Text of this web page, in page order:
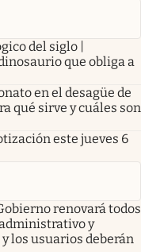
del siglo |
que obliga a
en el desagüe de
qué sirve y cuáles son
este jueves 6
renovará todos
y
los usuarios deberán